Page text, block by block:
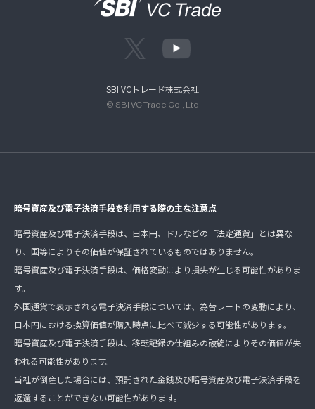
SBI VCトレード株式会社
© SBI VC Trade Co., Ltd.
暗号資産及び電子決済手段を利用する際の主な注意点
暗号資産及び電子決済手段は、日本円、ドルなどの「法定通貨」とは異な
り、国等によりその価値が保証されているものではありません。
暗号資産及び電子決済手段は、価格変動により損失が生じる可能性がありま
す。
外国通貨で表示される電子決済手段については、為替レートの変動により、
日本円における換算価値が購入時点に比べて減少する可能性があります。
暗号資産及び電子決済手段は、移転記録の仕組みの破綻によりその価値が失
われる可能性があります。
当社が倒産した場合には、預託された金銭及び暗号資産及び電子決済手段を
返還することができない可能性があります。